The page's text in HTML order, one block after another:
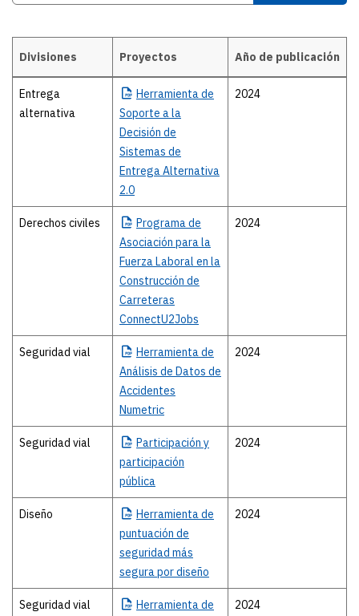
Details
Divisiones Proyectos Año de publicación
Entrega
alternativa
Herramientade
Soporte a la
Decisión de
Sistemas de
Entrega Alternativa
2.0
2024
Derechos civiles Programade
Asociación para la
Fuerza Laboral en la
Construcción de
Carreteras
ConnectU2Jobs
2024
Seguridad vial Herramientade
Análisis de Datos de
Accidentes
Numetric
2024
Seguridad vial Participación y
participación
pública
2024
Diseño
Herramienta de
puntuación de
seguridad más
segura por diseño
2024
Seguridad vial Herramientade
2024